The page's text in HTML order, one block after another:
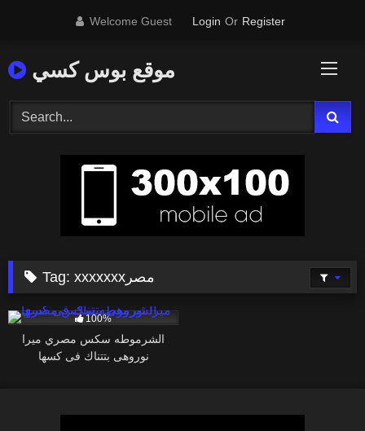
Welcome Guest Login Or Register
موقع بوس كسي
Tag: xxxxxxxمصر
100%
الشرموطه سكس مصري ميرا
نوروهى بتتناك فى كسها